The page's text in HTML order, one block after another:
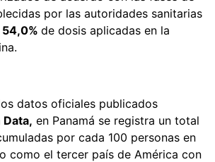
por las autoridades sanitarias
54,0% de dosis aplicadas en la
datos oficiales publicados
en Panamá se registra un total
por cada 100 personas en
como el tercer país de América con